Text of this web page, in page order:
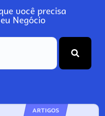
você precisa
Negócio
ARTIGOS